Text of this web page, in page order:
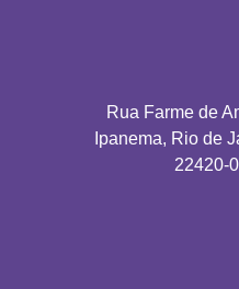
Rua Farme de
Ipanema, Rio de
22420-